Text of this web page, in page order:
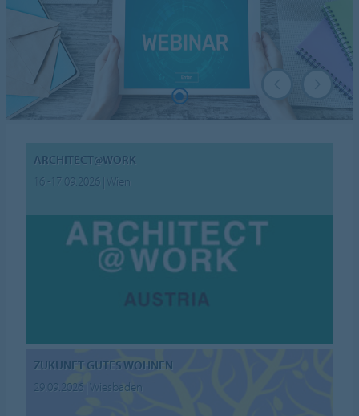
ARCHITECT@WORK
16.-17.09.2026 | Wien
ZUKUNFT GUTES WOHNEN
29.09.2026 | Wiesbaden